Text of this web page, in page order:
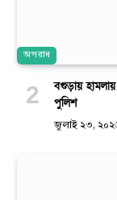
অপরাধ
বগুড়ায়
পুলিশ
জুলাই ২৩,